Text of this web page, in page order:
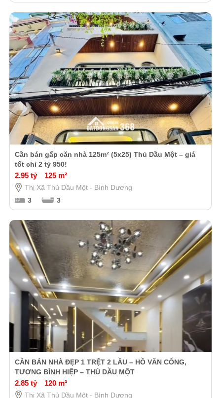
Cần bán gấp căn nhà 125m² (5x25) Thủ Dầu Một – giá
tốt chỉ 2 tỷ 950!
2.95 tỷ 125 m²
Thị Xã Thủ Dầu Một - Bình Dương
3
3
CẦN BÁN NHÀ ĐẸP 1 TRỆT 2 LẦU – HỒ VĂN CỐNG,
TƯƠNG BÌNH HIỆP – THỦ DẦU MỘT
2.85 tỷ 120 m²
Thị Xã Thủ Dầu Một - Bình Dương